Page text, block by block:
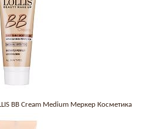
BB Cream Medium Меркер Косметика